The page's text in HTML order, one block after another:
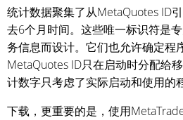
统计数据聚集了从MetaQuotes ID
去6个月时间。这些唯一标识符是
务信息而设计。它们也允许确定程
MetaQuotes ID只在启动时分配给
计数字只考虑了实际启动和使用的
下载，更重要的是，使用